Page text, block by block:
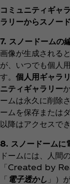
コミュニティギャ
ラリーからスノー
7. スノードームの
画像が生成される
が、いつでも個人
す。 個人用ギャラ
ニティギャラリー
ームは永久に削除
ームを保存または
以降はアクセスで
8. スノードームに
ドームには、人間
「Created by
「 電子透かし 」）